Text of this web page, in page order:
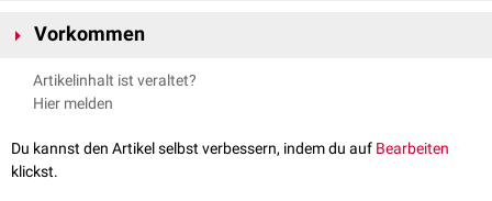
282,45 g/mol. Die Fettsäure gehört zu den sogenannten
gezählt, nach Kohlenstoffatom 9 und liegt in der
Die Fettsäure wird daher auch mit der Nummer 18:1 cis-9 angeben. Das
Vorkommen
Ölsäure kommt in der freien Form in der Natur nur sehr selten vor. Die
Fettsäure ist in der Regel Teil von Triacylgylceriden und ist hier über eine
Ölsäure, worauf der Name zurückgeht. Ölsäure ist die häufigste
Fettsäure in menschlichen
Artikelinhalt ist veraltet?
Hier melden
Du kannst den Artikel selbst verbessern, indem du auf Bearbeiten
klickst.